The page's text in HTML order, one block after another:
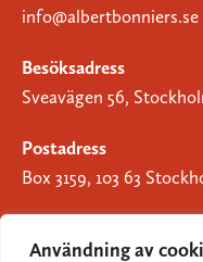
Användning av
info@albertbonniers.se
Besöksadress
Sveavägen 56,
Postadress
Box 3159, 103 63